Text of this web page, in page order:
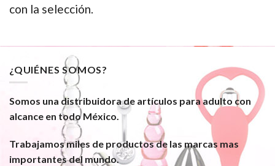
con la selección.
¿QUIÉNES SOMOS?
Somos una distribuidora de artículos para adulto con
alcance en todo México.
Trabajamos miles de productos de las marcas mas
importantes del mundo.